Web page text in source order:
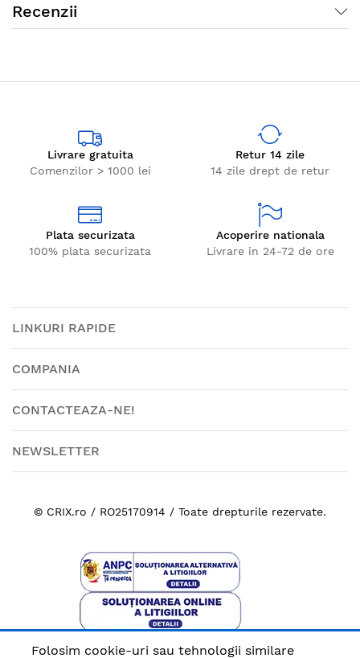
Recenzii
Livrare gratuita
Comenzilor > 1000 lei
Retur 14 zile
14 zile drept de retur
Plata securizata
100% plata securizata
Acoperire nationala
Livrare in 24-72 de ore
LINKURI RAPIDE
COMPANIA
CONTACTEAZA-NE!
NEWSLETTER
© CRIX.ro / RO25170914 / Toate drepturile rezervate.
Plata sigura cu
Folosim cookie-uri sau tehnologii similare